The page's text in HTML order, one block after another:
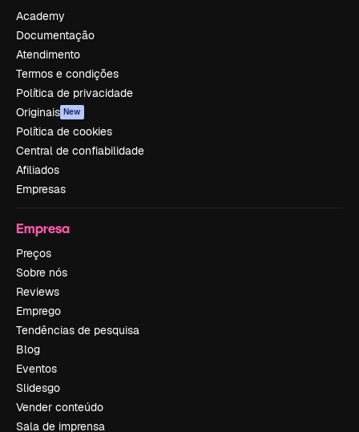
Academy
Documentação
Atendimento
Termos e condições
Política de privacidade
Originais New
Política de cookies
Central de confiabilidade
Afiliados
Empresas
Empresa
Preços
Sobre nós
Reviews
Emprego
Tendências de pesquisa
Blog
Eventos
Slidesgo
Vender conteúdo
Sala de imprensa